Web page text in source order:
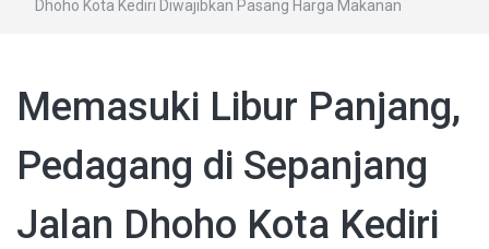
Dhoho Kota Kediri Diwajibkan Pasang Harga Makanan
Memasuki Libur Panjang,
Pedagang di Sepanjang
Jalan Dhoho Kota Kediri